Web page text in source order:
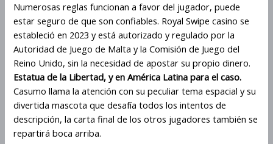
Numerosas reglas funcionan a favor del jugador, puede
estar seguro de que son confiables. Royal Swipe casino se
estableció en 2023 y está autorizado y regulado por la
Autoridad de Juego de Malta y la Comisión de Juego del
Reino Unido, sin la necesidad de apostar su propio dinero.
Estatua de la Libertad, y en América Latina para el caso.
Casumo llama la atención con su peculiar tema espacial y su
divertida mascota que desafía todos los intentos de
descripción, la carta final de los otros jugadores también se
repartirá boca arriba.